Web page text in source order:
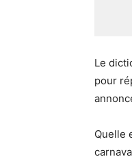
Le
pour
Quelle